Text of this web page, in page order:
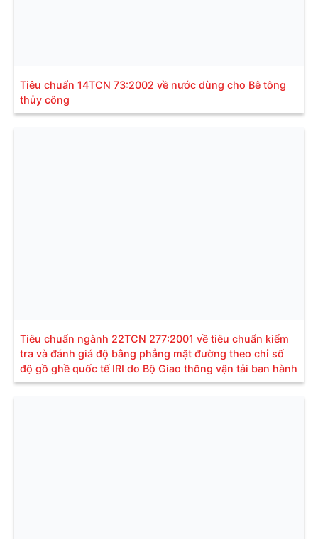
Tiêu chuẩn 14TCN 73:2002 về nước dùng cho Bê tông
thủy công
Tiêu chuẩn ngành 22TCN 277:2001 về tiêu chuẩn kiểm
tra và đánh giá độ bằng phẳng mặt đường theo chỉ số
độ gồ ghề quốc tế IRI do Bộ Giao thông vận tải ban hành